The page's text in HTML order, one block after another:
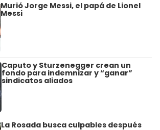
Murió Jorge Messi, el papá de Lionel
Messi
Caputo y Sturzenegger crean un
fondo para indemnizar y “ganar”
sindicatos aliados
La Rosada busca culpables después